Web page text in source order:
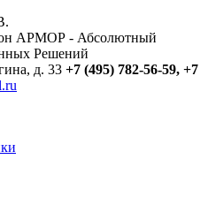
АРМОР - Абсолютный
Решений
д. 33 +7 (495) 782-56-59, +7